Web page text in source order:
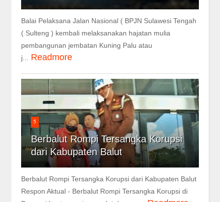
Balai Pelaksana Jalan Nasional ( BPJN Sulawesi Tengah
( Sulteng ) kembali melaksanakan hajatan mulia
pembangunan jembatan Kuning Palu atau
j...
Readmore
5
Berbalut Rompi Tersangka Korupsi
dari Kabupaten Balut
Berbalut Rompi Tersangka Korupsi dari Kabupaten Balut
Respon Aktual - Berbalut Rompi Tersangka Korupsi di